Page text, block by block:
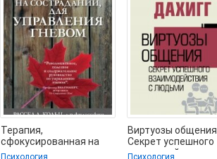
Терапия,
сфокусированная на
сострадании, для
Психология
Виртуозы общения.
Секрет успешного
взаимодействия с
Психология